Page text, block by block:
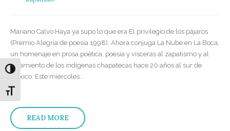
Alternar alto contraste
Alternar tamaño de letra
Mariano Calvo Haya ya supo lo que era El privilegio de los pájaros
(Premio Alegría de poesía 1998). Ahora conjuga La Nube en La Boca,
un homenaje en prosa poética, poesía y vísceras al zapatismo y al
alzamiento de los indígenas chapatecas hace 20 años al sur de
México. Este miércoles...
READ MORE